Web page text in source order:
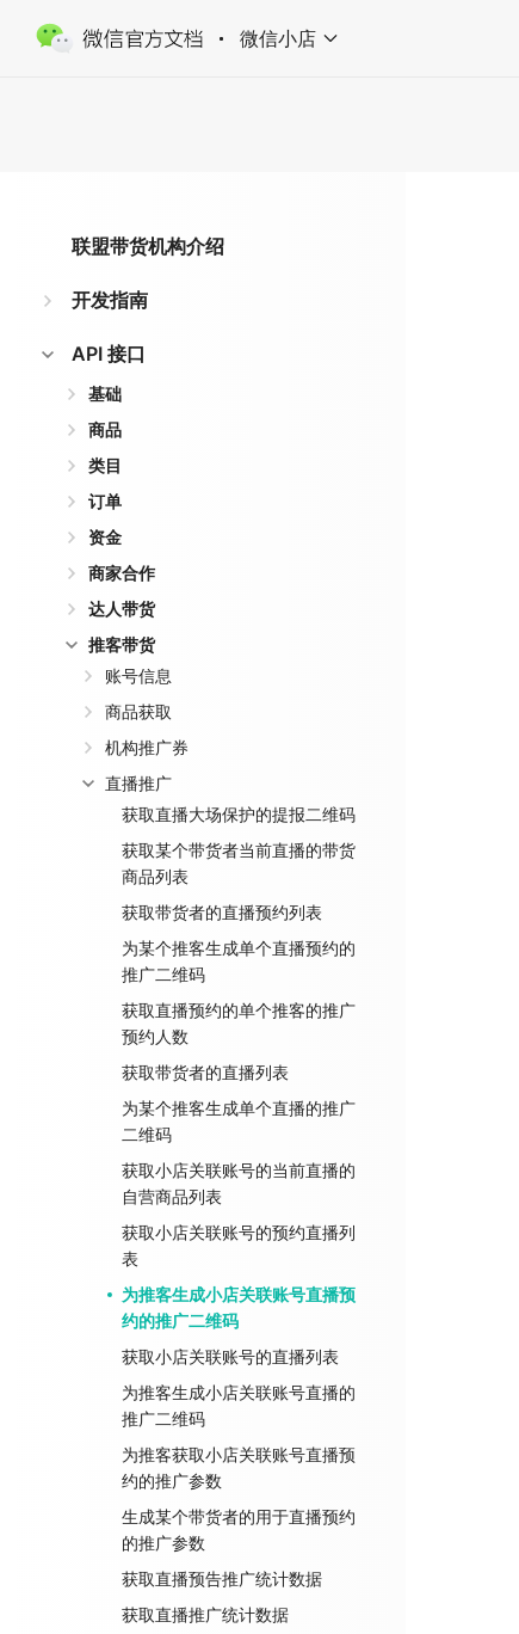
微信小店
联盟带货机构介绍
开发指南
API 接口
基础
商品
类目
订单
资金
商家合作
达人带货
推客带货
账号信息
商品获取
机构推广券
直播推广
获取直播大场保护的提报二维码
获取某个带货者当前直播的带货
商品列表
获取带货者的直播预约列表
为某个推客生成单个直播预约的
推广二维码
获取直播预约的单个推客的推广
预约人数
获取带货者的直播列表
为某个推客生成单个直播的推广
二维码
获取小店关联账号的当前直播的
自营商品列表
获取小店关联账号的预约直播列
表
为推客生成小店关联账号直播预
约的推广二维码
获取小店关联账号的直播列表
为推客生成小店关联账号直播的
推广二维码
为推客获取小店关联账号直播预
约的推广参数
生成某个带货者的用于直播预约
的推广参数
获取直播预告推广统计数据
获取直播推广统计数据